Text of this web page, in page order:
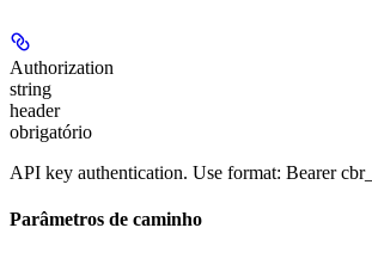
Authorization
string
header
obrigatório
API key authentication. Use format: Bearer
Parâmetros de caminho